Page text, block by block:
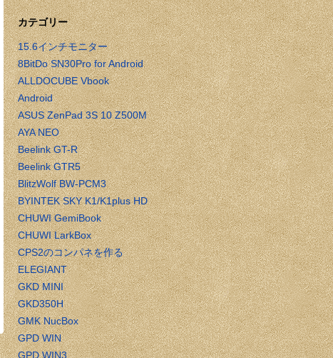
カテゴリー
15.6インチモニター
8BitDo SN30Pro for Android
ALLDOCUBE Vbook
Android
ASUS ZenPad 3S 10 Z500M
AYA NEO
Beelink GT-R
Beelink GTR5
BlitzWolf BW-PCM3
BYINTEK SKY K1/K1plus HD
CHUWI GemiBook
CHUWI LarkBox
CPS2のコンパネを作る
ELEGIANT
GKD MINI
GKD350H
GMK NucBox
GPD WIN
GPD WIN3